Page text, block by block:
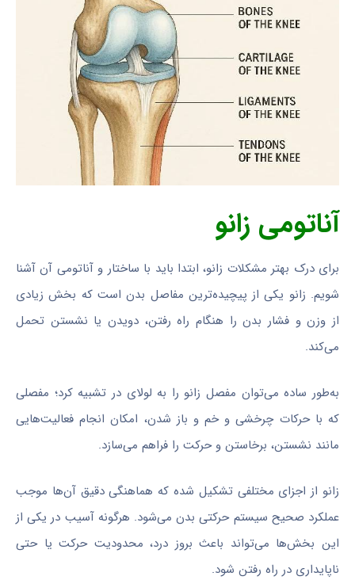
آناتومی زانو
برای درک بهتر مشکلات زانو، ابتدا باید با ساختار و آناتومی آن آشنا
شویم. زانو یکی از پیچیده‌ترین مفاصل بدن است که بخش زیادی
از وزن و فشار بدن را هنگام راه رفتن، دویدن یا نشستن تحمل
می‌کند.
به‌طور ساده می‌توان مفصل زانو را به لولای در تشبیه کرد؛ مفصلی
که با حرکات چرخشی و خم‌ و باز شدن، امکان انجام فعالیت‌هایی
مانند نشستن، برخاستن و حرکت را فراهم می‌سازد.
زانو از اجزای مختلفی تشکیل شده که هماهنگی دقیق آن‌ها موجب
عملکرد صحیح سیستم حرکتی بدن می‌شود. هرگونه آسیب در یکی از
این بخش‌ها می‌تواند باعث بروز درد، محدودیت حرکت یا حتی
ناپایداری در راه رفتن شود.